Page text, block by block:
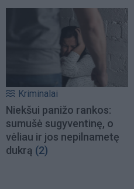
Kriminalai
Niekšui panižo rankos:
sumušė sugyventinę, o
vėliau ir jos nepilnametę
dukrą (2)